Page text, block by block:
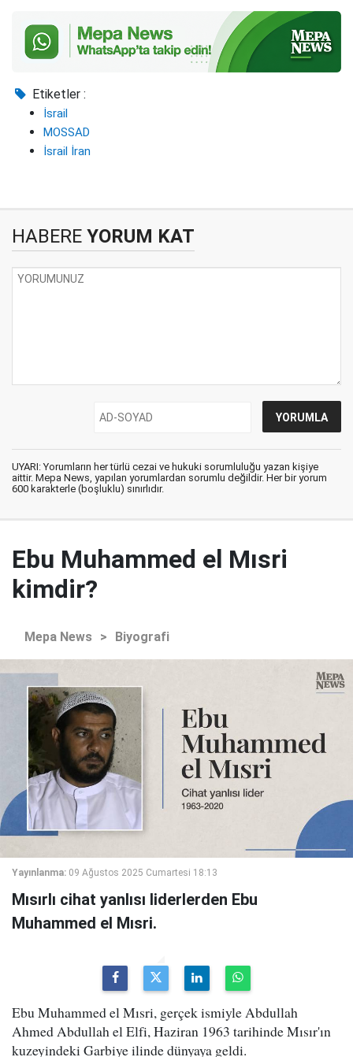
Etiketler :
İsrail
MOSSAD
İsrail İran
HABERE YORUM KAT
UYARI: Yorumların her türlü cezai ve hukuki sorumluluğu yazan kişiye
aittir. Mepa News, yapılan yorumlardan sorumlu değildir. Her bir yorum
600 karakterle (boşluklu) sınırlıdır.
Ebu Muhammed el Mısri
kimdir?
Mepa News > Biyografi
Yayınlanma: 09 Ağustos 2025 Cumartesi 18:13
Mısırlı cihat yanlısı liderlerden Ebu
Muhammed el Mısri.
Ebu Muhammed el Mısri, gerçek ismiyle Abdullah
Ahmed Abdullah el Elfi, Haziran 1963 tarihinde Mısır'ın
kuzeyindeki Garbiye ilinde dünyaya geldi.